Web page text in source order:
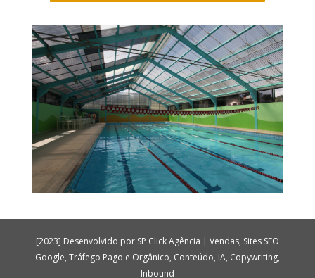
[2023] Desenvolvido por SP Click Agência | Vendas, Sites SEO
Google, Tráfego Pago e Orgânico, Conteúdo, IA, Copywriting,
Inbound